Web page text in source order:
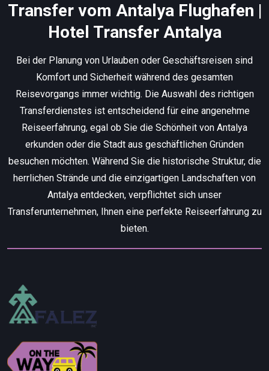
Transfer vom Antalya Flughafen |
Hotel Transfer Antalya
Bei der Planung von Urlauben oder Geschäftsreisen sind
Komfort und Sicherheit während des gesamten
Reisevorgangs immer wichtig. Die Auswahl des richtigen
Transferdienstes ist entscheidend für eine angenehme
Reiseerfahrung, egal ob Sie die Schönheit von Antalya
erkunden oder die Stadt aus geschäftlichen Gründen
besuchen möchten. Während Sie die historische Struktur, die
herrlichen Strände und die einzigartigen Landschaften von
Antalya entdecken, verpflichtet sich unser
Transferunternehmen, Ihnen eine perfekte Reiseerfahrung zu
bieten.